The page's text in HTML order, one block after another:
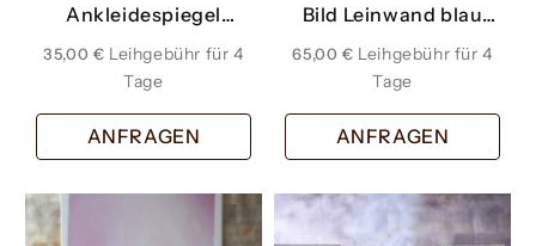
Ankleidespiegel
35,00 €
ANFRAGEN
Bild Leinwand blau
65,00 €
ANFRAGEN